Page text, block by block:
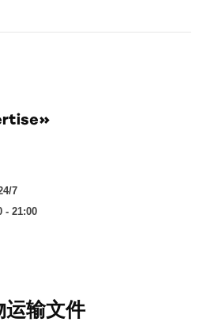
7
- 21:00
运输文件